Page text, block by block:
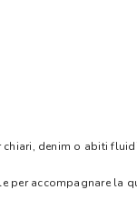
denim o abiti
per accompagnare la